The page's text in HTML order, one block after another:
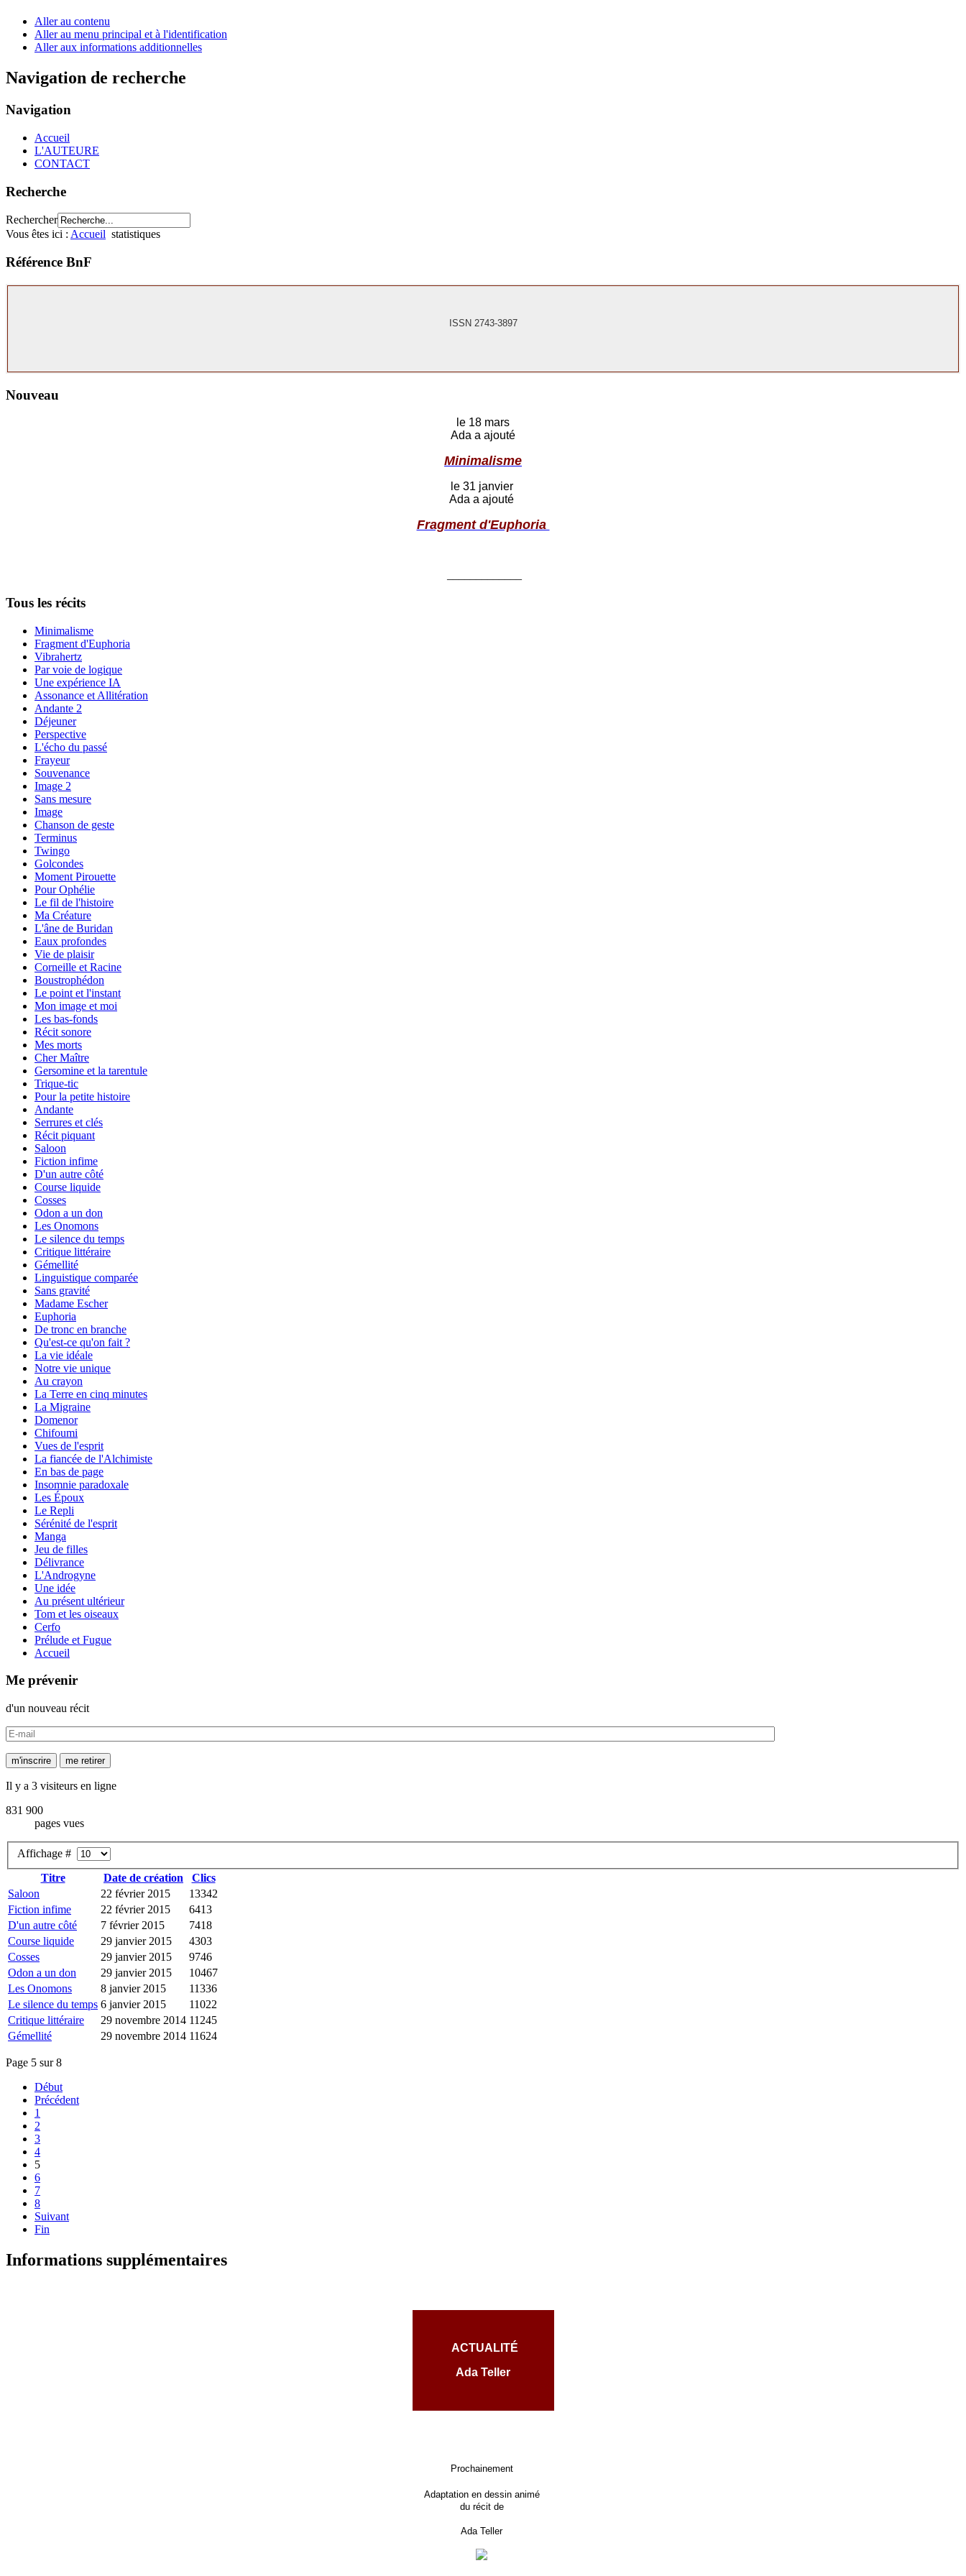
Aller au contenu
Aller au menu principal et à l'identification
Aller aux informations additionnelles
Navigation de recherche
Navigation
Accueil
L'AUTEURE
CONTACT
Recherche
Rechercher
Vous êtes ici : Accueil statistiques
Référence BnF
ISSN 2743-3897
Nouveau
le 18 mars
Ada a ajouté
Minimalisme
le 31 janvier
Ada a ajouté
Fragment d'Euphoria
Tous les récits
Minimalisme
Fragment d'Euphoria
Vibrahertz
Par voie de logique
Une expérience IA
Assonance et Allitération
Andante 2
Déjeuner
Perspective
L'écho du passé
Frayeur
Souvenance
Image 2
Sans mesure
Image
Chanson de geste
Terminus
Twingo
Golcondes
Moment Pirouette
Pour Ophélie
Le fil de l'histoire
Ma Créature
L'âne de Buridan
Eaux profondes
Vie de plaisir
Corneille et Racine
Boustrophédon
Le point et l'instant
Mon image et moi
Les bas-fonds
Récit sonore
Mes morts
Cher Maître
Gersomine et la tarentule
Trique-tic
Pour la petite histoire
Andante
Serrures et clés
Récit piquant
Saloon
Fiction infime
D'un autre côté
Course liquide
Cosses
Odon a un don
Les Onomons
Le silence du temps
Critique littéraire
Gémellité
Linguistique comparée
Sans gravité
Madame Escher
Euphoria
De tronc en branche
Qu'est-ce qu'on fait ?
La vie idéale
Notre vie unique
Au crayon
La Terre en cinq minutes
La Migraine
Domenor
Chifoumi
Vues de l'esprit
La fiancée de l'Alchimiste
En bas de page
Insomnie paradoxale
Les Époux
Le Repli
Sérénité de l'esprit
Manga
Jeu de filles
Délivrance
L'Androgyne
Une idée
Au présent ultérieur
Tom et les oiseaux
Cerfo
Prélude et Fugue
Accueil
Me prévenir
d'un nouveau récit
Il y a 3 visiteurs en ligne
831 900
pages vues
Affichage #
Titre
Date de création
Clics
Saloon
22 février 2015
13342
Fiction infime
22 février 2015
6413
D'un autre côté
7 février 2015
7418
Course liquide
29 janvier 2015
4303
Cosses
29 janvier 2015
9746
Odon a un don
29 janvier 2015
10467
Les Onomons
8 janvier 2015
11336
Le silence du temps 6 janvier 2015
11022
Critique littéraire
29 novembre 2014 11245
Gémellité
29 novembre 2014 11624
Page 5 sur 8
Début
Précédent
1
2
3
4
5
6
7
8
Suivant
Fin
Informations supplémentaires
ACTUALITÉ
Ada Teller
Prochainement
Adaptation en dessin animé
du récit de
Ada Teller